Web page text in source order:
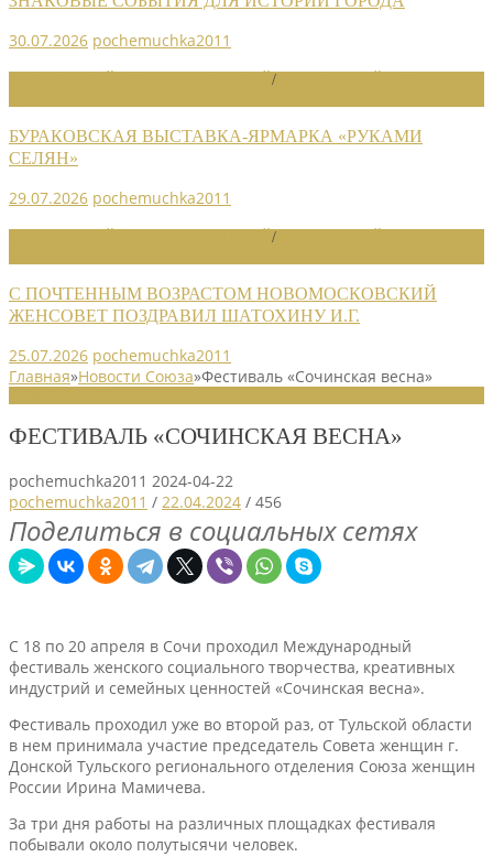
30.07.2026 pochemuchka2011
/
БУРАКОВСКАЯ ВЫСТАВКА-ЯРМАРКА «РУКАМИ
СЕЛЯН»
29.07.2026 pochemuchka2011
/
С ПОЧТЕННЫМ ВОЗРАСТОМ НОВОМОСКОВСКИЙ
ЖЕНСОВЕТ ПОЗДРАВИЛ ШАТОХИНУ И.Г.
25.07.2026 pochemuchka2011
Главная»Новости Союза»Фестиваль «Сочинская весна»
ФЕСТИВАЛЬ «СОЧИНСКАЯ ВЕСНА»
pochemuchka2011 2024-04-22
pochemuchka2011 / 22.04.2024 / 456
Поделиться в социальных сетях
С 18 по 20 апреля в Сочи проходил Международный
фестиваль женского социального творчества, креативных
индустрий и семейных ценностей «Сочинская весна».
Фестиваль проходил уже во второй раз, от Тульской области
в нем принимала участие председатель Совета женщин г.
Донской Тульского регионального отделения Союза женщин
России Ирина Мамичева.
За три дня работы на различных площадках фестиваля
побывали около полутысячи человек.